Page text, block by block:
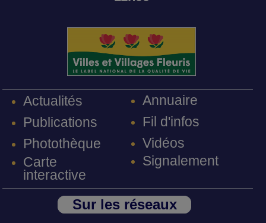
Actualités
Publications
Photothèque
Carte
interactive
Annuaire
Fil d'infos
Vidéos
Signalement
Sur les réseaux